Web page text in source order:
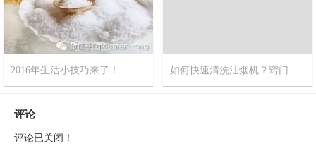
2016年生活小技巧来了！ 如何快速清洗油烟机？窍门网推荐您最新视频方法
评论已关闭！